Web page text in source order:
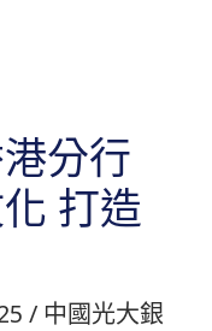
分行
打造
/ 中國光大銀